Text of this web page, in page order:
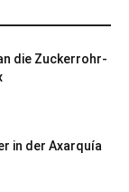
die Zuckerrohr-
in der Axarquía